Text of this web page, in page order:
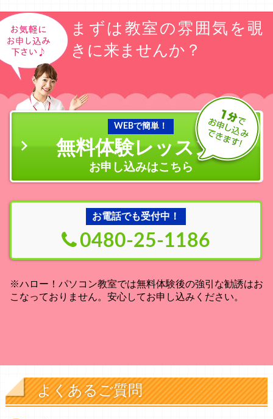
まずは教室の雰囲気を覗
きに来ませんか？
WEBで簡単！
無料体験レッスン
お申し込みはこちら
お電話でも受付中！
0480-25-1186
※ハロー！パソコン教室では無料体験後の強引な勧誘はお
こなっておりません。安心してお申し込みください。
よくあるご質問